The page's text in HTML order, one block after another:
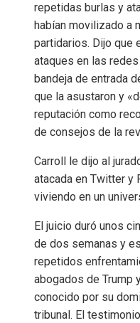
repetidas burlas y
habían movilizado a
partidarios. Dijo que
ataques en las
bandeja de entrada
que la asustaron y
reputación como
de consejos de la
Carroll le dijo al
atacada en Twitter y
viviendo en un
El juicio duró unos
de dos semanas y
repetidos
abogados de Trump
conocido por su
tribunal. El